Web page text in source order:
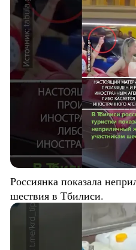
Россиянка показала
шествия в Тбилиси.